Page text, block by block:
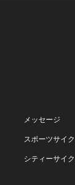
メッセージ
スポーツサイ
シティーサイ